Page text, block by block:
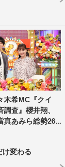
チーム：小芝
柳美稀
杉柊平、志田彩
吉川愛、山下
木希MC『クイ
調査』櫻井翔、
真あみら総勢26...
け変わる